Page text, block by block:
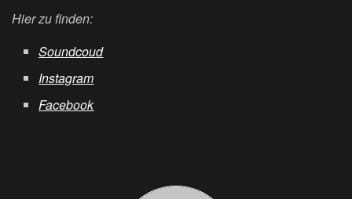
Hier zu finden:
Soundcoud
Instagram
Facebook